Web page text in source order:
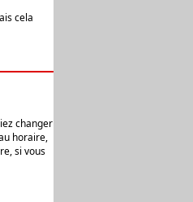
cela
changer
horaire,
si vous